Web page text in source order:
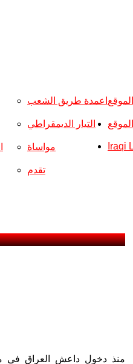
اعمدة طريق الشعب
التيار الديمقراطي
مواساة
تقدم
Iraqi